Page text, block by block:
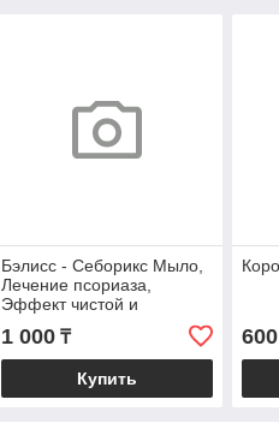
Бэлисс - Себорикс Мыло,
Лечение псориаза,
Эффект чистой и
здоровой кожи 110 гр
1 000₸
Купить
600